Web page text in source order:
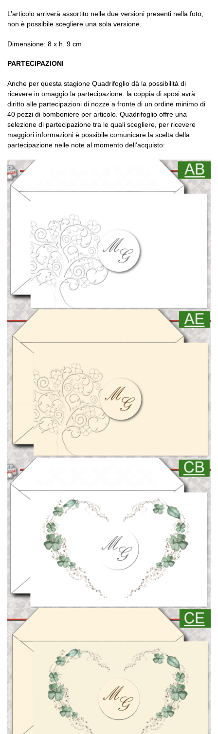
L’articolo arriverà assortito nelle due versioni presenti nella foto,
non è possibile scegliere una sola versione.
Dimensione: 8 x h. 9 cm
PARTECIPAZIONI
Anche per questa stagione Quadrifoglio dà la possibilità di
ricevere in omaggio la partecipazione: la coppia di sposi avrà
diritto alle partecipazioni di nozze a fronte di un ordine minimo di
40 pezzi di bomboniere per articolo. Quadrifoglio offre una
selezione di partecipazione tra le quali scegliere, per ricevere
maggiori informazioni è possibile comunicare la scelta della
partecipazione nelle note al momento dell’acquisto: